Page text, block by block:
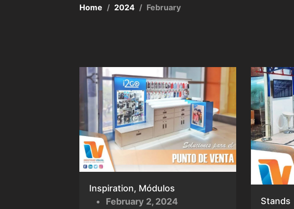
Home / 2024 / February
Inspiration, Módulos
February 2, 2024
Stands